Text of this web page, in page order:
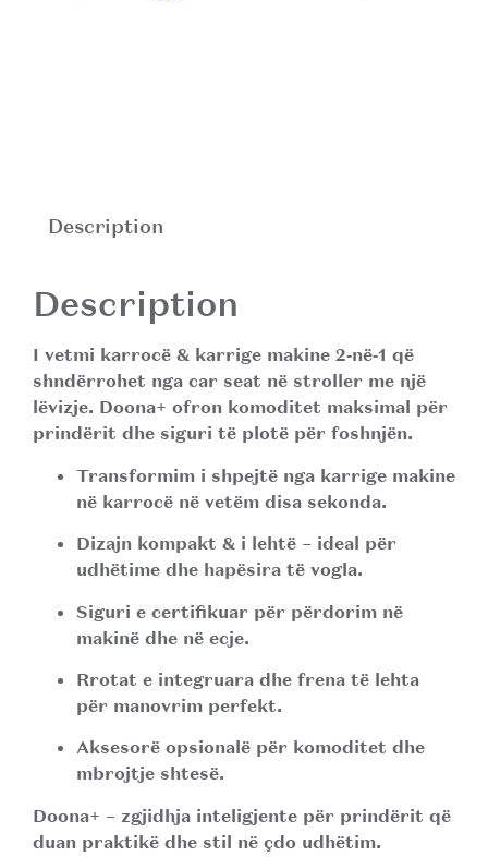
Description
Description
I vetmi karrocë & karrige makine 2‑në‑1 që
shndërrohet nga car seat në stroller me një
lëvizje. Doona+ ofron komoditet maksimal për
prindërit dhe siguri të plotë për foshnjën.
Transformim i shpejtë nga karrige makine
në karrocë në vetëm disa sekonda.
Dizajn kompakt & i lehtë – ideal për
udhëtime dhe hapësira të vogla.
Siguri e certifikuar për përdorim në
makinë dhe në ecje.
Rrotat e integruara dhe frena të lehta
për manovrim perfekt.
Aksesorë opsionalë për komoditet dhe
mbrojtje shtesë.
Doona+ – zgjidhja inteligjente për prindërit që
duan praktikë dhe stil në çdo udhëtim.